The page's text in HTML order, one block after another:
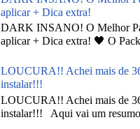
aplicar + Dica extra!
DARK INSANO! O Melhor
aplicar + Dica extra! 🖤 O
LOUCURA!! Achei mais de
instalar!!!
LOUCURA!! Achei mais de
instalar!!! Aqui vai um resumo